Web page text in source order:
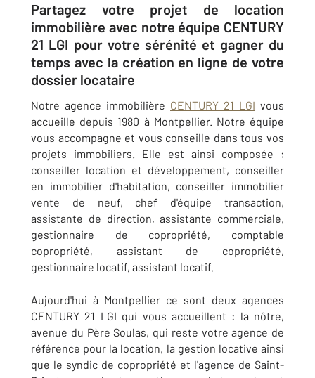
Partagez votre projet de location
immobilière avec notre équipe CENTURY
21 LGI pour votre sérénité et gagner du
temps avec la création en ligne de votre
dossier locataire
Notre agence immobilière CENTURY 21 LGI vous
accueille depuis 1980 à Montpellier. Notre équipe
vous accompagne et vous conseille dans tous vos
projets immobiliers. Elle est ainsi composée :
conseiller location et développement, conseiller
en immobilier d'habitation, conseiller immobilier
vente de neuf, chef d'équipe transaction,
assistante de direction, assistante commerciale,
gestionnaire de copropriété, comptable
copropriété, assistant de copropriété,
gestionnaire locatif, assistant locatif.
Aujourd'hui à Montpellier ce sont deux agences
CENTURY 21 LGI qui vous accueillent : la nôtre,
avenue du Père Soulas, qui reste votre agence de
référence pour la location, la gestion locative ainsi
que le syndic de copropriété et l'agence de Saint-